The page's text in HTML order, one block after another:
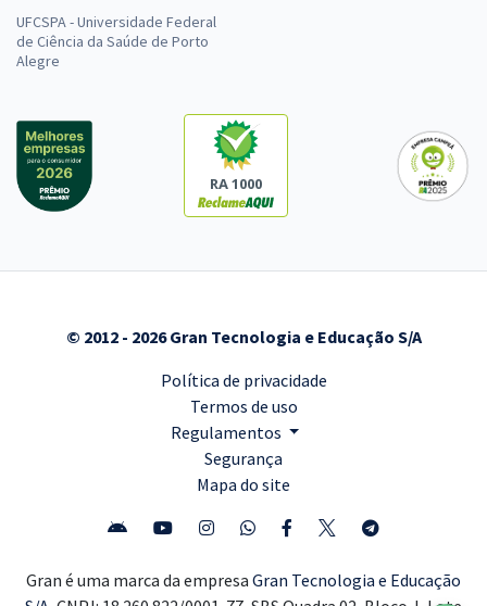
UFCSPA - Universidade Federal
de Ciência da Saúde de Porto
Alegre
RA 1000
© 2012 - 2026 Gran Tecnologia e Educação S/A
Política de privacidade
Termos de uso
Regulamentos
Segurança
Mapa do site
Gran é uma marca da empresa Gran Tecnologia e Educação